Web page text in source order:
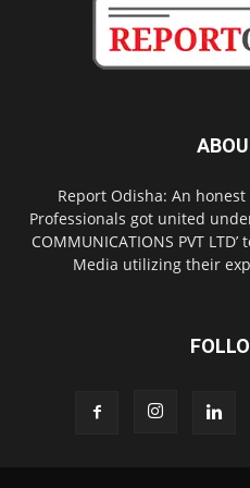
Report Odisha: An
Professionals got united
COMMUNICATIONS PVT
Media utilizing their